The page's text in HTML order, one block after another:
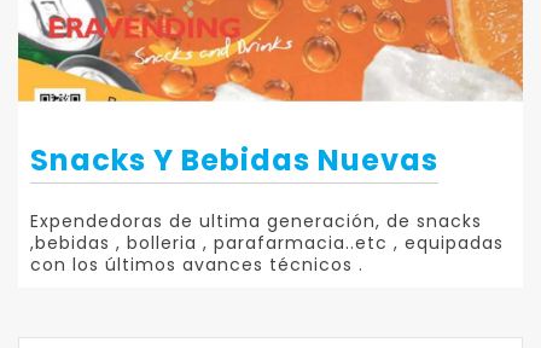
Snacks Y Bebidas Nuevas
Expendedoras de ultima generación, de snacks
,bebidas , bolleria , parafarmacia..etc , equipadas
con los últimos avances técnicos .